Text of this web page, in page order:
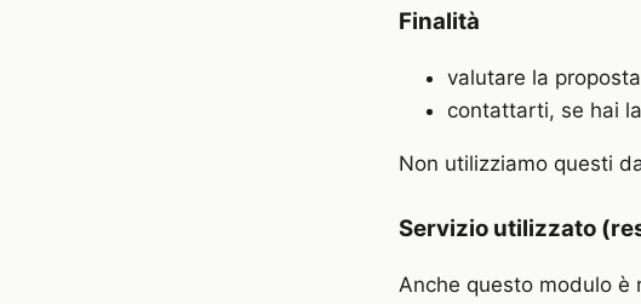
Finalità
valutare la
contattarti, se hai
Non utilizziamo questi
Servizio utilizzato
Anche questo modulo è